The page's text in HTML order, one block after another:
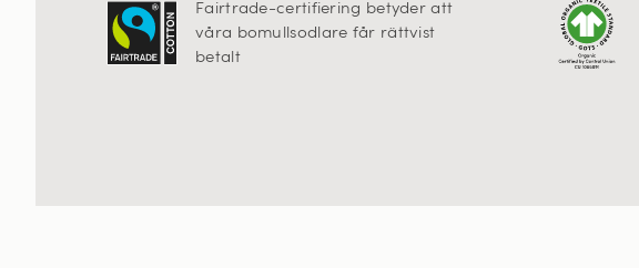
Fairtrade-certifiering betyder att
våra bomullsodlare får rättvist
betalt